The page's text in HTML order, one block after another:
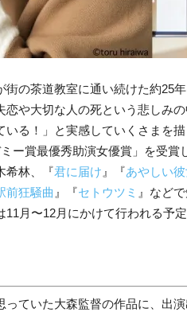
街の茶道教室に通い続けた約25
恋や大切な人の死という悲しみ
いる！」と実感していくさまを
ー賞最優秀助演女優賞」を受賞
希林、『君に届け 』『あやしい
前狂騒曲 』『セトウツミ 』など
月〜12月にかけて行われる予定
ていた大森監督の作品に、出